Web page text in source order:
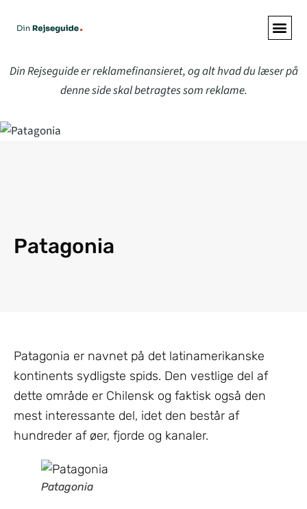
Din Rejseguide er reklamefinansieret, og alt hvad du læser på
denne side skal betragtes som reklame.
Patagonia
Patagonia er navnet på det latinamerikanske
kontinents sydligste spids. Den vestlige del af
dette område er Chilensk og faktisk også den
mest interessante del, idet den består af
hundreder af øer, fjorde og kanaler.
Patagonia